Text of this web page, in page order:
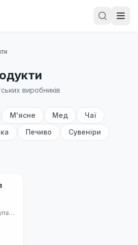
виробників
М'ясне Мед
Чаї
Печиво
Сувеніри